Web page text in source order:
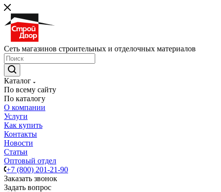
Сеть магазинов строительных и отделочных материалов
Каталог
По всему сайту
По каталогу
О компании
Услуги
Как купить
Контакты
Новости
Статьи
Оптовый отдел
+7 (800) 201-21-90
Заказать звонок
Задать вопрос